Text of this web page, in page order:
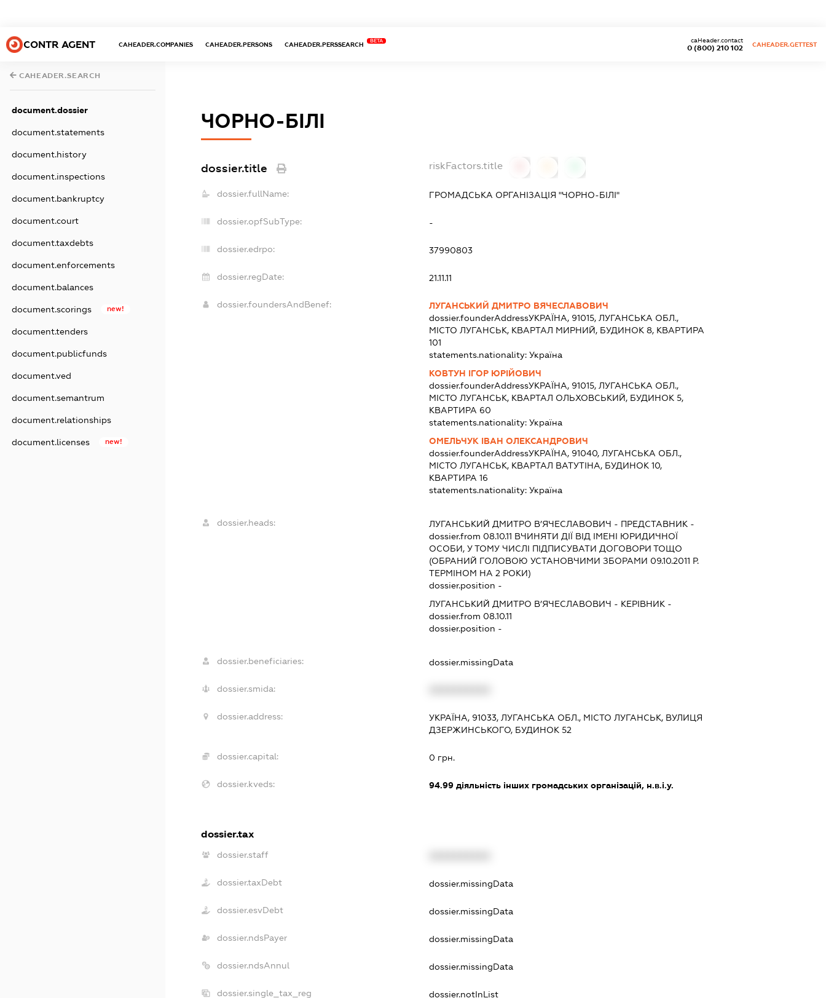
CONTR AGENT CAHEADER.COMPANIES CAHEADER.PERSONS CAHEADER.PERSSEARCH
BETA
0 (800) 210 102
caHeader.contact
CAHEADER.GETTEST
CAHEADER.SEARCH
document.dossier
document.statements
document.history
document.inspections
document.bankruptcy
document.court
document.taxdebts
document.enforcements
document.balances
document.scorings new!
document.tenders
document.publicfunds
document.ved
document.semantrum
document.relationships
document.licenses new!
ЧОРНО-БІЛІ
dossier.title riskFactors.title
dossier.fullName: ГРОМАДСЬКА ОРГАНІЗАЦІЯ "ЧОРНО-БІЛІ"
dossier.opfSubType: -
dossier.edrpo: 37990803
dossier.regDate: 21.11.11
dossier.foundersAndBenef:
ЛУГАНСЬКИЙ ДМИТРО ВЯЧЕСЛАВОВИЧ
dossier.founderAddressУКРАЇНА, 91015, ЛУГАНСЬКА ОБЛ.,
МІСТО ЛУГАНСЬК, КВАРТАЛ МИРНИЙ, БУДИНОК 8, КВАРТИРА
101
statements.nationality: Україна
КОВТУН ІГОР ЮРІЙОВИЧ
dossier.founderAddressУКРАЇНА, 91015, ЛУГАНСЬКА ОБЛ.,
МІСТО ЛУГАНСЬК, КВАРТАЛ ОЛЬХОВСЬКИЙ, БУДИНОК 5,
КВАРТИРА 60
statements.nationality: Україна
ОМЕЛЬЧУК ІВАН ОЛЕКСАНДРОВИЧ
dossier.founderAddressУКРАЇНА, 91040, ЛУГАНСЬКА ОБЛ.,
МІСТО ЛУГАНСЬК, КВАРТАЛ ВАТУТІНА, БУДИНОК 10,
КВАРТИРА 16
statements.nationality: Україна
dossier.heads: ЛУГАНСЬКИЙ ДМИТРО В’ЯЧЕСЛАВОВИЧ - ПРЕДСТАВНИК -
dossier.from 08.10.11 ВЧИНЯТИ ДІЇ ВІД ІМЕНІ ЮРИДИЧНОЇ
ОСОБИ, У ТОМУ ЧИСЛІ ПІДПИСУВАТИ ДОГОВОРИ ТОЩО
(ОБРАНИЙ ГОЛОВОЮ УСТАНОВЧИМИ ЗБОРАМИ 09.10.2011 Р.
ТЕРМІНОМ НА 2 РОКИ)
dossier.position -
ЛУГАНСЬКИЙ ДМИТРО В’ЯЧЕСЛАВОВИЧ - КЕРІВНИК -
dossier.from 08.10.11
dossier.position -
dossier.beneficiaries: dossier.missingData
dossier.smida:
dossier.address:
УКРАЇНА, 91033, ЛУГАНСЬКА ОБЛ., МІСТО ЛУГАНСЬК, ВУЛИЦЯ
ДЗЕРЖИНСЬКОГО, БУДИНОК 52
dossier.capital: 0 грн.
dossier.kveds: 94.99діяльність інших громадських організацій, н.в.і.у.
dossier.tax
dossier.staff
dossier.taxDebt dossier.missingData
dossier.esvDebt dossier.missingData
dossier.ndsPayer dossier.missingData
dossier.ndsAnnul dossier.missingData
dossier.single_tax_reg dossier.notInList